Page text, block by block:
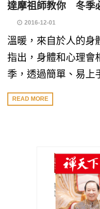
達摩祖師教你 冬季
2016-12-01
溫暖，來自於人的身
指出，身體和心理會
季，透過簡單、易上
READ MORE